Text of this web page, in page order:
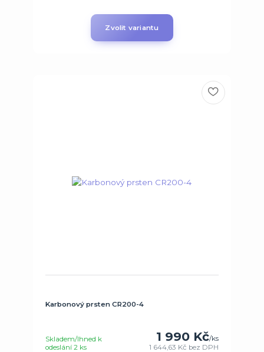
Zvolit variantu
Karbonový prsten CR200-4
1 990 Kč/ks
1 644,63 Kč bez DPH
Skladem/Ihned k
odeslání 2 ks